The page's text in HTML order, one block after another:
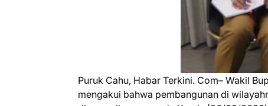
Puruk Cahu, Habar Terkini. Com– Wakil
mengakui bahwa pembangunan di